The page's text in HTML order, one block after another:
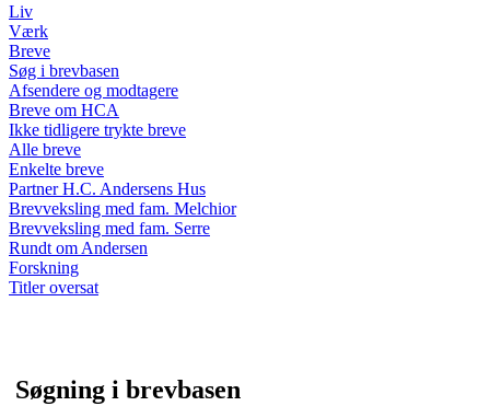
Liv
Værk
Breve
Søg i brevbasen
Afsendere og modtagere
Breve om HCA
Ikke tidligere trykte breve
Alle breve
Enkelte breve
Partner H.C. Andersens Hus
Brevveksling med fam. Melchior
Brevveksling med fam. Serre
Rundt om Andersen
Forskning
Titler oversat
Søgning i brevbasen